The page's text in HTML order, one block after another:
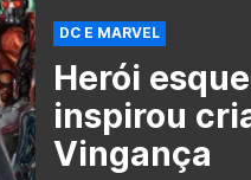
DC E MARVEL
Herói
inspirou
Vingança